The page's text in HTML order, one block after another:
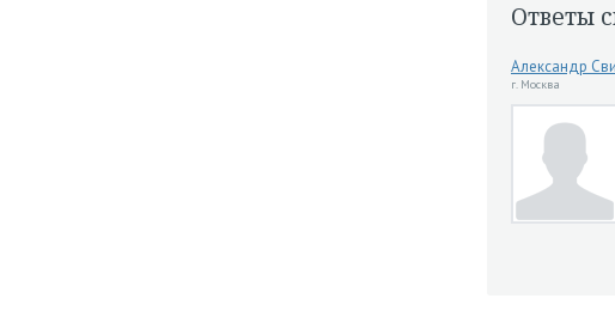
Ответы
Александр
г. Москва